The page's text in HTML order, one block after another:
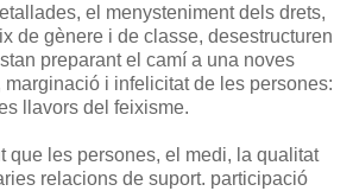
el menysteniment dels drets,
de gènere i de classe, desestructuren
preparant el camí a una noves
marginació i infelicitat de les persones:
llavors del feixisme.
que les persones, el medi, la qualitat
relacions de suport. participació